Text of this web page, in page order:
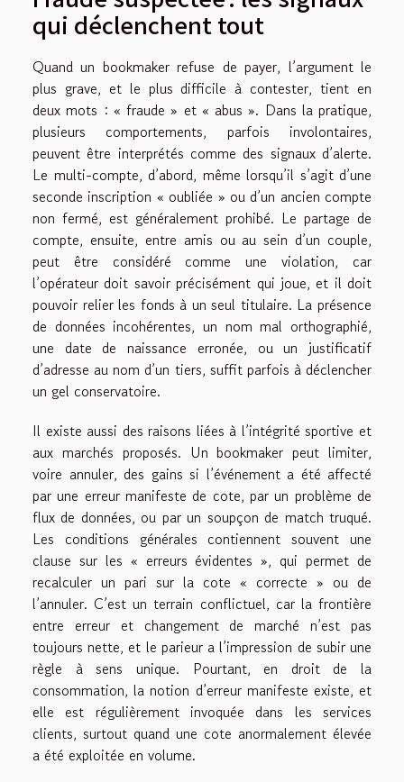
qui déclenchent tout
Quand un bookmaker refuse de payer, l’argument le
plus grave, et le plus difficile à contester, tient en
deux mots : « fraude » et « abus ». Dans la pratique,
plusieurs comportements, parfois involontaires,
peuvent être interprétés comme des signaux d’alerte.
Le multi-compte, d’abord, même lorsqu’il s’agit d’une
seconde inscription « oubliée » ou d’un ancien compte
non fermé, est généralement prohibé. Le partage de
compte, ensuite, entre amis ou au sein d’un couple,
peut être considéré comme une violation, car
l’opérateur doit savoir précisément qui joue, et il doit
pouvoir relier les fonds à un seul titulaire. La présence
de données incohérentes, un nom mal orthographié,
une date de naissance erronée, ou un justificatif
d’adresse au nom d’un tiers, suffit parfois à déclencher
un gel conservatoire.
Il existe aussi des raisons liées à l’intégrité sportive et
aux marchés proposés. Un bookmaker peut limiter,
voire annuler, des gains si l’événement a été affecté
par une erreur manifeste de cote, par un problème de
flux de données, ou par un soupçon de match truqué.
Les conditions générales contiennent souvent une
clause sur les « erreurs évidentes », qui permet de
recalculer un pari sur la cote « correcte » ou de
l’annuler. C’est un terrain conflictuel, car la frontière
entre erreur et changement de marché n’est pas
toujours nette, et le parieur a l’impression de subir une
règle à sens unique. Pourtant, en droit de la
consommation, la notion d’erreur manifeste existe, et
elle est régulièrement invoquée dans les services
clients, surtout quand une cote anormalement élevée
a été exploitée en volume.